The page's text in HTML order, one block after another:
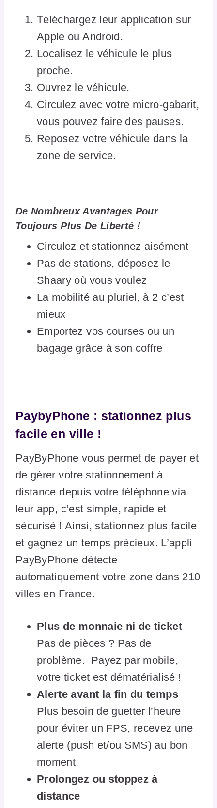
Téléchargez leur application sur
Apple ou Android.
Localisez le véhicule le plus
proche.
Ouvrez le véhicule.
Circulez avec votre micro-gabarit,
vous pouvez faire des pauses.
Reposez votre véhicule dans la
zone de service.
De Nombreux Avantages Pour
Toujours Plus De Liberté !
Circulez et stationnez aisément
Pas de stations, déposez le
Shaary où vous voulez
La mobilité au pluriel, à 2 c’est
mieux
Emportez vos courses ou un
bagage grâce à son coffre
PaybyPhone : stationnez plus
facile en ville !
PayByPhone vous permet de payer et
de gérer votre stationnement à
distance depuis votre téléphone via
leur app, c’est simple, rapide et
sécurisé ! Ainsi, stat­ionnez plus facile
et gagnez un temps précieux. L’appli
PayByPhone détecte
automatiquement votre zone dans 210
villes en France.
Plus de monnaie ni de ticket
Pas de pièces ? Pas de
problème. Payez par mobile,
votre ticket est dématérialisé !
Alerte avant la fin du temps
Plus besoin de guetter l’heure
pour éviter un FPS, recevez une
alerte (push et/ou SMS) au bon
moment.
Prolongez ou stoppez à
distance